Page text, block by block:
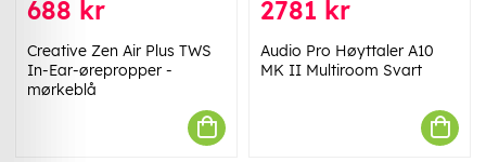
688 kr
Creative Zen Air Plus TWS
In-Ear-ørepropper -
mørkeblå
2781 kr
Audio Pro Høyttaler A10
MK II Multiroom Svart